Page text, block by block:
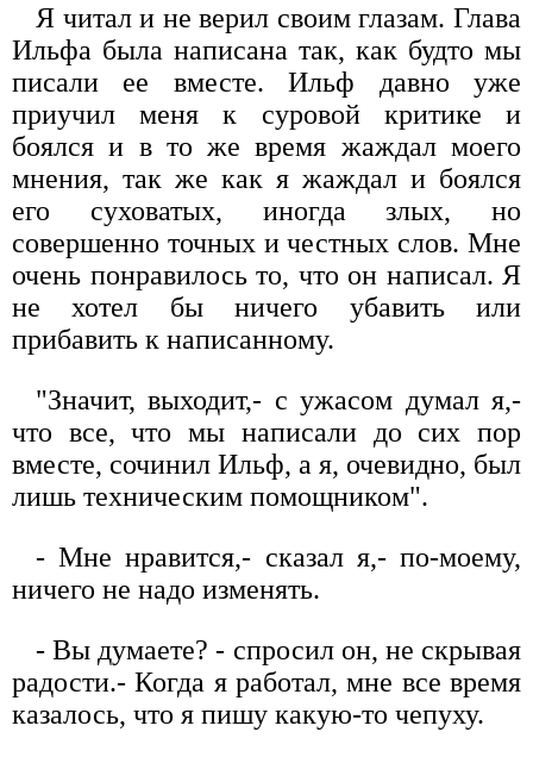
Я читал и не верил своим глазам. Глава
Ильфа была написана так, как будто мы
писали ее вместе. Ильф давно уже
приучил меня к суровой критике и
боялся и в то же время жаждал моего
мнения, так же как я жаждал и боялся
его суховатых, иногда злых, но
совершенно точных и честных слов. Мне
очень понравилось то, что он написал. Я
не хотел бы ничего убавить или
прибавить к написанному.
"Значит, выходит,- с ужасом думал я,-
что все, что мы написали до сих пор
вместе, сочинил Ильф, а я, очевидно, был
лишь техническим помощником".
- Мне нравится,- сказал я,- по-моему,
ничего не надо изменять.
- Вы думаете? - спросил он, не скрывая
радости.- Когда я работал, мне все время
казалось, что я пишу какую-то чепуху.